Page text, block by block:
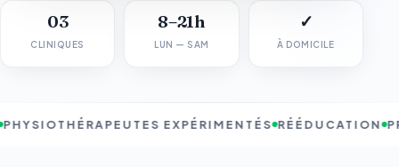
03
CLINIQUES
8–21h
LUN — SAM
✓
À DOMICILE
EXPÉRIMENTÉS RÉÉDUCATION